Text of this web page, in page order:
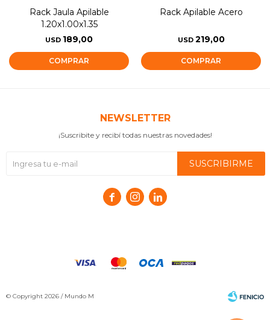
Rack Jaula Apilable
1.20x1.00x1.35
USD 189,00
Rack Apilable Acero
USD 219,00
NEWSLETTER
¡Suscribite y recibí todas nuestras novedades!
SUSCRIBIRME
  
© Copyright 2026 / Mundo M